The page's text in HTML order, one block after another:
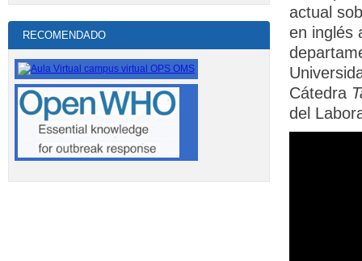
actual
en inglés
Cátedra
del
RECOMENDADO